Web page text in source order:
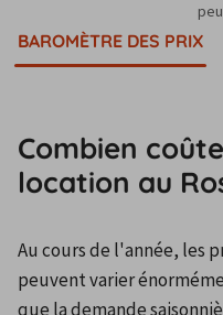
BAROMÈTRE DES PRIX
Combien
location au
Au cours de l'année, les
peuvent varier
que la demande